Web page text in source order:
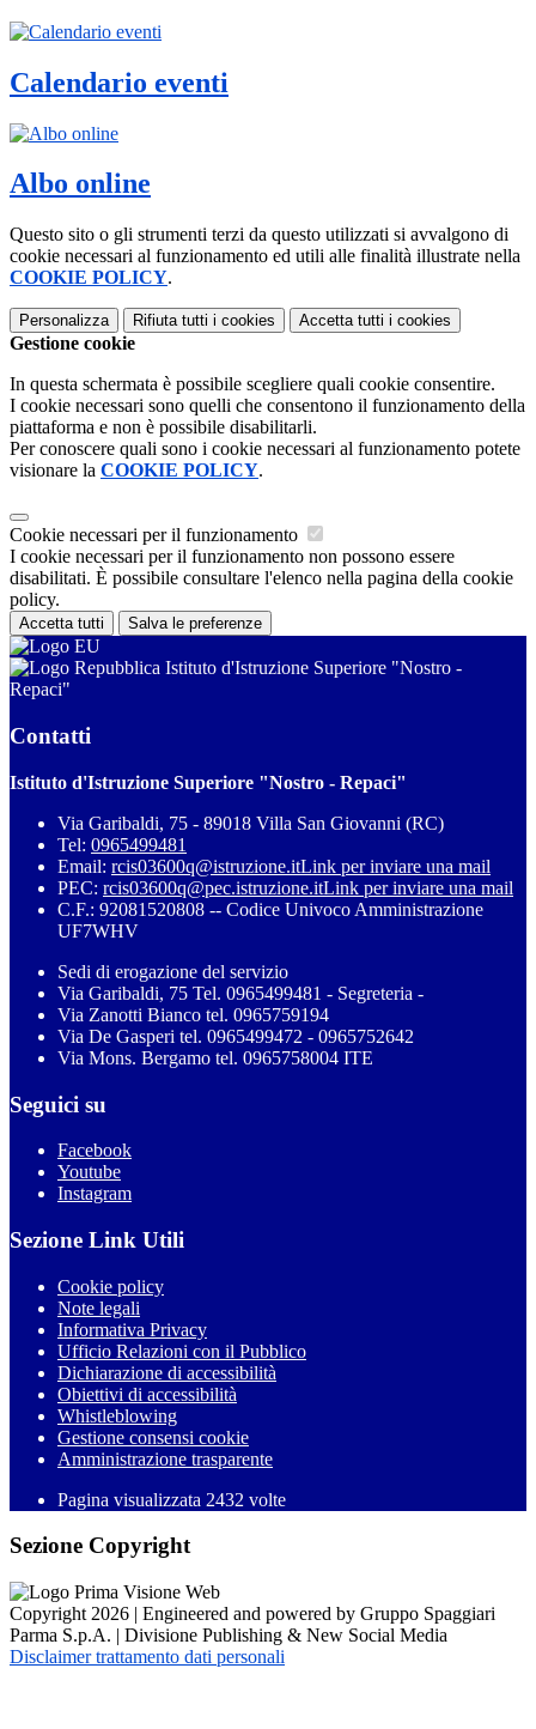
Calendario eventi
Albo online
Questo sito o gli strumenti terzi da questo utilizzati si avvalgono di
cookie necessari al funzionamento ed utili alle finalità illustrate nella
COOKIE POLICY.
Personalizza Rifiuta tutti i cookies Accetta tutti i cookies
Gestione cookie
In questa schermata è possibile scegliere quali cookie consentire.
I cookie necessari sono quelli che consentono il funzionamento della
piattaforma e non è possibile disabilitarli.
Per conoscere quali sono i cookie necessari al funzionamento potete
visionare la COOKIE POLICY.
Cookie necessari per il funzionamento
I cookie necessari per il funzionamento non possono essere
disabilitati. È possibile consultare l'elenco nella pagina della cookie
policy.
Accetta tutti Salva le preferenze
Istituto d'Istruzione Superiore "Nostro -
Repaci"
Contatti
Istituto d'Istruzione Superiore "Nostro - Repaci"
Via Garibaldi, 75 - 89018 Villa San Giovanni (RC)
Tel: 0965499481
Email: rcis03600q@istruzione.itLink per inviare una mail
PEC: rcis03600q@pec.istruzione.itLink per inviare una mail
C.F.: 92081520808 -- Codice Univoco Amministrazione
UF7WHV
Sedi di erogazione del servizio
Via Garibaldi, 75 Tel. 0965499481 - Segreteria -
Via Zanotti Bianco tel. 0965759194
Via De Gasperi tel. 0965499472 - 0965752642
Via Mons. Bergamo tel. 0965758004 ITE
Seguici su
Facebook
Youtube
Instagram
Sezione Link Utili
Cookie policy
Note legali
Informativa Privacy
Ufficio Relazioni con il Pubblico
Dichiarazione di accessibilità
Obiettivi di accessibilità
Whistleblowing
Gestione consensi cookie
Amministrazione trasparente
Pagina visualizzata 2432 volte
Sezione Copyright
Copyright 2026 | Engineered and powered by Gruppo Spaggiari
Parma S.p.A. | Divisione Publishing & New Social Media
Disclaimer trattamento dati personali